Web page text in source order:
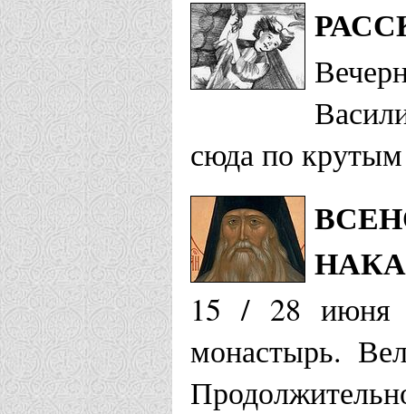
сюда по крутым
15 / 28 июня
монастырь.